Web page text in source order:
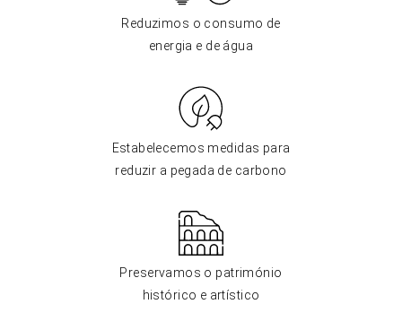
Reduzimos o consumo de
energia e de água
Estabelecemos medidas para
reduzir a pegada de carbono
Preservamos o património
histórico e artístico